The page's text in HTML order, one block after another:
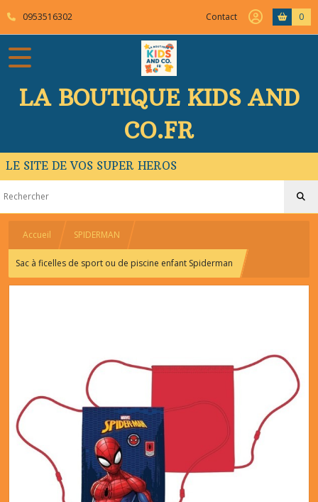
0953516302 Contact 0
LA BOUTIQUE KIDS AND
CO.FR
LE SITE DE VOS SUPER HEROS
Accueil SPIDERMAN
Sac à ficelles de sport ou de piscine enfant Spiderman